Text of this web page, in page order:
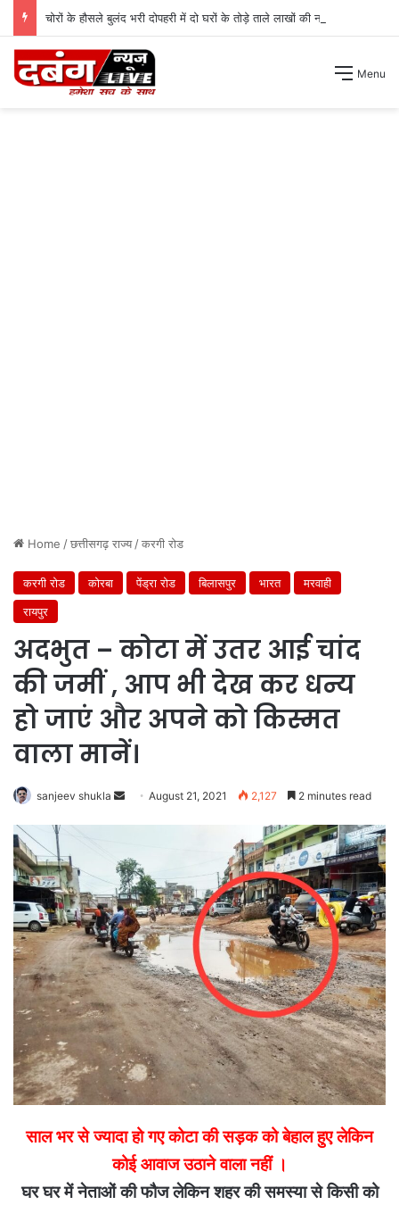
Menu
Home /छत्तीसगढ़ राज्य/करगी रोड
करगी रोड कोरबा पेंड्रा रोड बिलासपुर भारत
मरवाही
रायपुर
अदभुत – कोटा में उतर आई चांद
की जमीं , आप भी देख कर धन्य
हो जाएं और अपने को किस्मत
वाला मानें।
sanjeev shukla
SendAugust 21, 2021 2,127 2 minutes read
साल भर से ज्यादा हो गए कोटा की सड़क को बेहाल हुए लेकिन
कोई आवाज उठाने वाला नहीं ।
घर घर में नेताओं की फौज लेकिन शहर की समस्या से किसी को